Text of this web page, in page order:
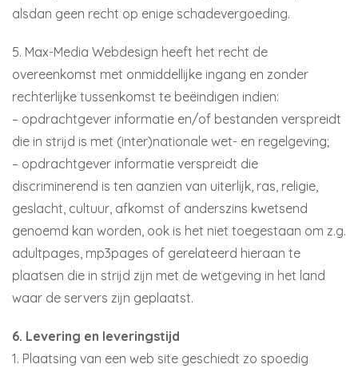
alsdan geen recht op enige schadevergoeding.
5. Max-Media Webdesign heeft het recht de
overeenkomst met onmiddellijke ingang en zonder
rechterlijke tussenkomst te beëindigen indien:
– opdrachtgever informatie en/of bestanden verspreidt
die in strijd is met (inter)nationale wet- en regelgeving;
– opdrachtgever informatie verspreidt die
discriminerend is ten aanzien van uiterlijk, ras, religie,
geslacht, cultuur, afkomst of anderszins kwetsend
genoemd kan worden, ook is het niet toegestaan om z.g.
adultpages, mp3pages of gerelateerd hieraan te
plaatsen die in strijd zijn met de wetgeving in het land
waar de servers zijn geplaatst.
6. Levering en leveringstijd
1. Plaatsing van een web site geschiedt zo spoedig